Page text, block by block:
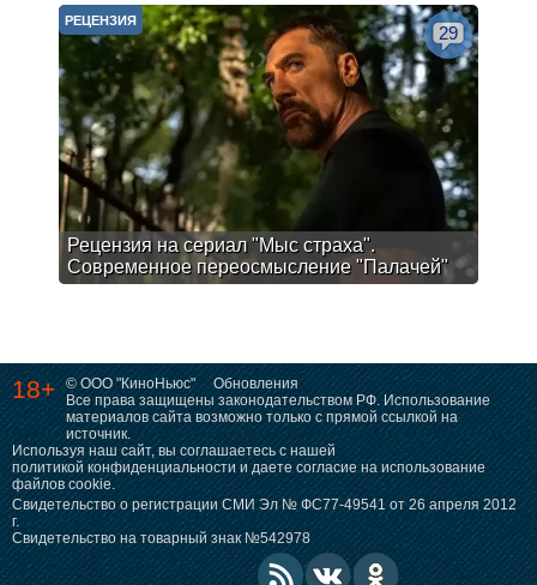
Рецензия на сериал "Мыс страха".
Современное переосмысление "Палачей"
РЕЦЕНЗИЯ
29
18+ © ООО "КиноНьюс"
Обновления
Все права защищены законодательством РФ. Использование
материалов сайта возможно только с прямой ссылкой на
источник.
Используя наш сайт, вы соглашаетесь с нашей
политикой конфиденциальности и даете согласие на использование
файлов cookie.
Свидетельство о регистрации СМИ Эл № ФС77-49541 от 26 апреля 2012
г.
Свидетельство на товарный знак №542978